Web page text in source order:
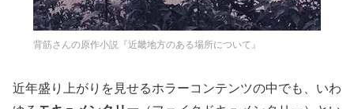
背筋さんの原作小説『近畿地方のある場所について』
近年盛り上がりを見せるホラーコンテンツの中でも、いわ